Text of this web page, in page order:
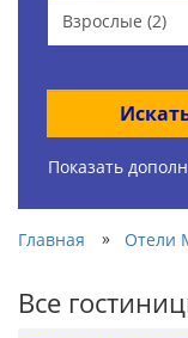
Взрослые (2)
Показать
Главная » Отели
Все